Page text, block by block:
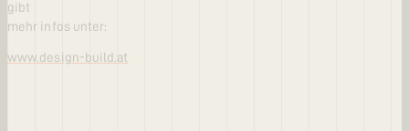
gibt
mehr infos unter:
www.design-build.at